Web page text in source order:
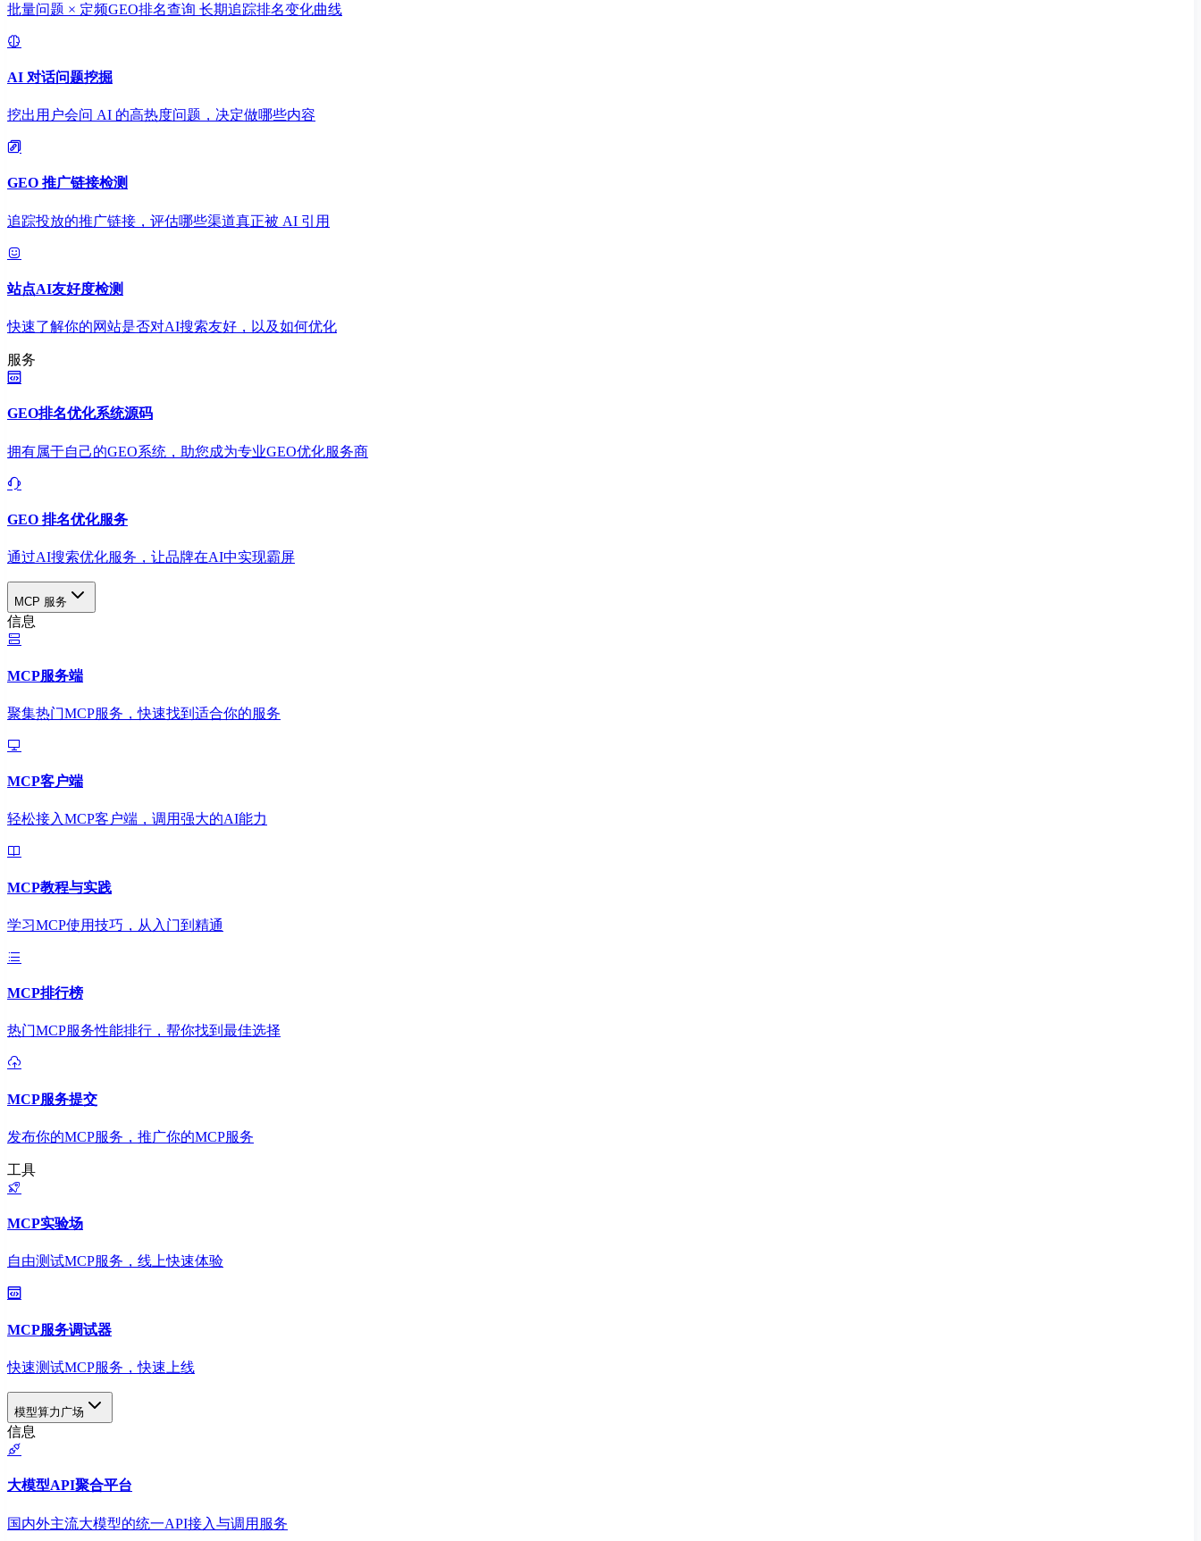
批量问题 × 定频GEO排名查询 长期追踪排名变化曲线
AI 对话问题挖掘
挖出用户会问 AI 的高热度问题，决定做哪些内容
GEO 推广链接检测
追踪投放的推广链接，评估哪些渠道真正被 AI 引用
站点AI友好度检测
快速了解你的网站是否对AI搜索友好，以及如何优化
服务
GEO排名优化系统源码
拥有属于自己的GEO系统，助您成为专业GEO优化服务商
GEO 排名优化服务
通过AI搜索优化服务，让品牌在AI中实现霸屏
MCP 服务
信息
MCP服务端
聚集热门MCP服务，快速找到适合你的服务
MCP客户端
轻松接入MCP客户端，调用强大的AI能力
MCP教程与实践
学习MCP使用技巧，从入门到精通
MCP排行榜
热门MCP服务性能排行，帮你找到最佳选择
MCP服务提交
发布你的MCP服务，推广你的MCP服务
工具
MCP实验场
自由测试MCP服务，线上快速体验
MCP服务调试器
快速测试MCP服务，快速上线
模型算力广场
信息
大模型API聚合平台
国内外主流大模型的统一API接入与调用服务